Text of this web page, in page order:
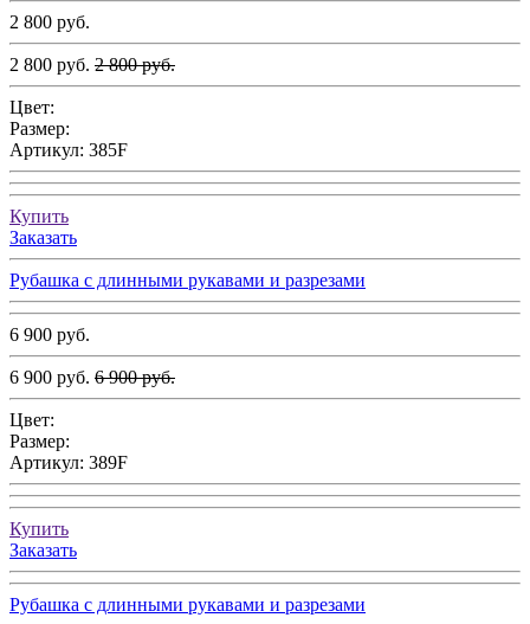
2 800 руб.
2 800 руб. 2 800 руб.
Цвет:
Размер:
Артикул: 385F
Купить
Заказать
Рубашка с длинными рукавами и разрезами
6 900 руб.
6 900 руб. 6 900 руб.
Цвет:
Размер:
Артикул: 389F
Купить
Заказать
Рубашка с длинными рукавами и разрезами